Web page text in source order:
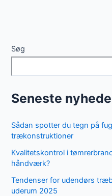
Søg
Seneste
Sådan spotter du tegn på
trækonstruktioner
Kvalitetskontrol i
håndværk?
Tendenser for udendørs
uderum 2025